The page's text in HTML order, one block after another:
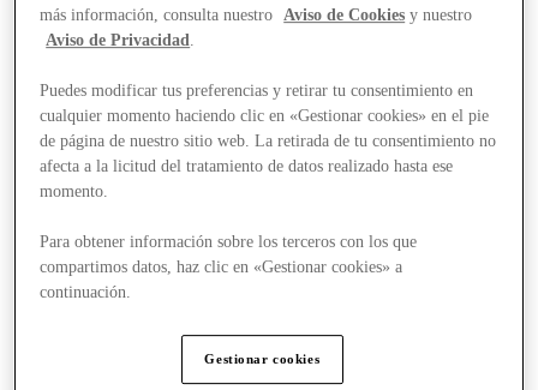
Stores
más información, consulta nuestro
Aviso de Cookies y nuestro
Aviso de Privacidad
Puedes modificar tus preferencias y retirar tu consentimiento en
cualquier momento haciendo clic en «Gestionar cookies» en el pie
de página de nuestro sitio web. La retirada de tu consentimiento no
afecta a la licitud del tratamiento de datos realizado hasta ese
momento.
Para obtener información sobre los terceros con los que
compartimos datos, haz clic en «Gestionar cookies» a
continuación.
Gestionar cookies